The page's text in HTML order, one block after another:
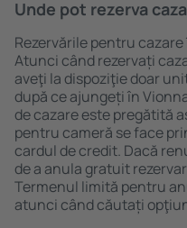
Unde pot rezerva
Rezervările pentru
Atunci când rezervați
aveţi la dispoziţie doar
după ce ajungeți în
de cazare este pregătită
pentru cameră se face
cardul de credit. Dacă
de a anula gratuit
Termenul limită pentru
atunci când căutați